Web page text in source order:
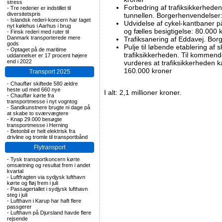
stress
- Tre rederier er indstillet til
diversitetspris
- Islandsk rederi-koncern har taget
nyt kølehus i Aarhus i brug
- Finsk rederi med ruter til
Danmark transporterede mere
gods
- Optaget på de maritime
uddannelser er 17 procent højere
end i 2022
Transport 2025
- Chauffør skiftede 580 ældre
heste ud med 660 nye
- Chauffør kørte fra
transportmesse i nyt vogntog
- Sandkunstnere brugte ni dage på
at skabe to sværvægtere
- Knap 29.000 besøgte
transportmesse i Herning
- Betonbil er helt elektrisk fra
drivline og tromle til transportbånd
Flytransport
- Tysk transportkoncern kørte
omsætning og resultat frem i andet
kvartal
- Luftfragten via sydjysk lufthavn
kørte og fløj frem i juli
- Passagertallet i sydjysk lufthavn
steg i juli
- Lufthavn i Karup har haft flere
passgerer
- Lufthavn på Djursland havde flere
rejsende
Forbedring af
tunnellen.
Udvidelse af cykel-kantbaner
og fælles besigtigelse: 80.000
Trafiksanering af Eddavej.
Pulje til løbende etablering af
trafiksikkerheden. Til
vurderes at trafiksikkerheden
160.000 kroner
I alt: 2,1 millioner kroner.